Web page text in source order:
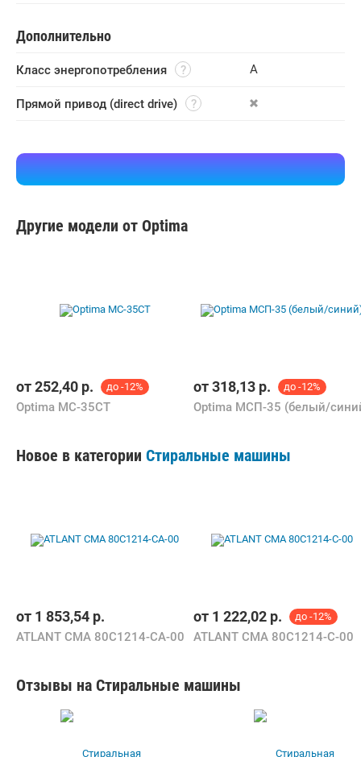
Дополнительно
Класс энергопотребления А
Прямой привод (direct drive)
Другие модели от Optima
от252,40 р. до -12%
Optima МС-35СТ
от318,13 р. до -12%
Optima МСП-35 (белый/
Новое в категории Стиральные машины
от 1 853,54 р.
ATLANT СМА 80С1214-СА-00
от 1 222,02 р. до -12%
ATLANT СМА 80С1214-С-00
Отзывы на Стиральные машины